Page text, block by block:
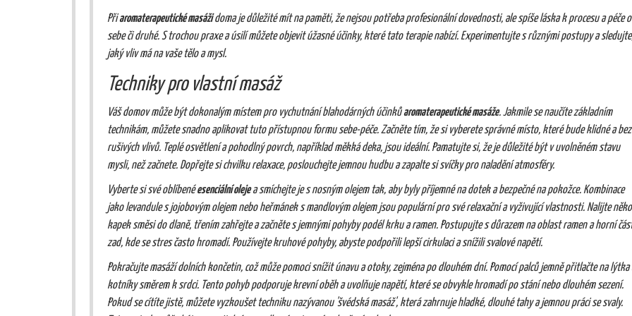
Přiaromaterapeutické masážidoma je důležité mít na paměti, že nejsou potřeba profesionální dovednosti, ale spíše láska k procesu a péče o
sebe či druhé. S trochou praxe a úsilí můžete objevit úžasné účinky, které tato terapie nabízí. Experimentujte s různými postupy a
jaký vliv má na vaše tělo a mysl.
Techniky pro vlastní masáž
Váš domov může být dokonalým místem pro vychutnání blahodárných účinkůaromaterapeutické masáže. Jakmile se naučíte základním
technikám, můžete snadno aplikovat tuto přístupnou formu sebe-péče. Začněte tím, že si vyberete správné místo, které bude klidné a bez
rušivých vlivů. Teplé osvětlení a pohodlný povrch, například měkká deka, jsou ideální. Pamatujte si, že je důležité být v uvolněném stavu
mysli, než začnete. Dopřejte si chvilku relaxace, poslouchejte jemnou hudbu a zapalte si svíčky pro naladění atmosféry.
Vyberte si své oblíbenéesenciální olejea smíchejte je s nosným olejem tak, aby byly příjemné na dotek a bezpečné na pokožce. Kombinace
jako levandule s jojobovým olejem nebo heřmánek s mandlovým olejem jsou populární pro své relaxační a vyživující vlastnosti. Nalijte
kapek směsi do dlaně, třením zahřejte a začněte s jemnými pohyby podél krku a ramen. Postupujte s důrazem na oblast ramen a horní
zad, kde se stres často hromadí. Používejte kruhové pohyby, abyste podpořili lepší cirkulaci a snížili svalové napětí.
Pokračujte masáží dolních končetin, což může pomoci snížit únavu a otoky, zejména po dlouhém dní. Pomocí palců jemně přitlačte na lýtka
kotníky směrem k srdci. Tento pohyb podporuje krevní oběh a uvolňuje napětí, které se obvykle hromadí po stání nebo dlouhém sezení.
Pokud se cítíte jistě, můžete vyzkoušet techniku nazývanou 'švédská masáž', která zahrnuje hladké, dlouhé tahy a jemnou práci se svaly.